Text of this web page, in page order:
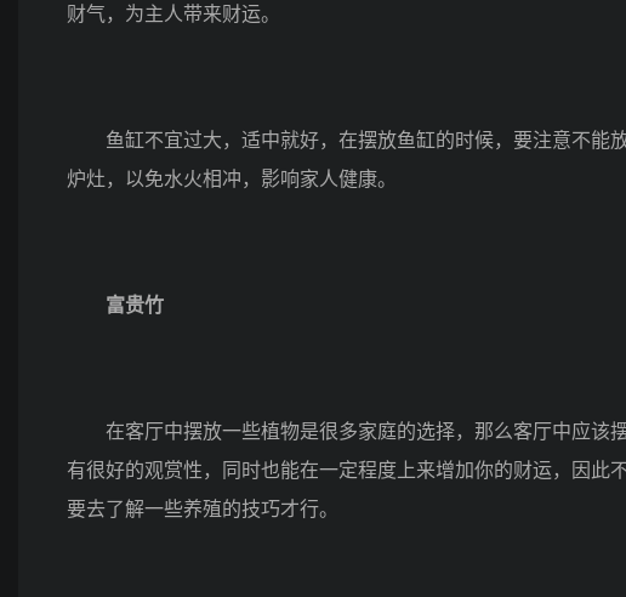
财气，为主人带来财运。
鱼缸不宜过大，适中就好，在摆放鱼缸的时候，要注意不能
炉灶，以免水火相冲，影响家人健康。
富贵竹
在客厅中摆放一些植物是很多家庭的选择，那么客厅中应该
有很好的观赏性，同时也能在一定程度上来增加你的财运，因
要去了解一些养殖的技巧才行。